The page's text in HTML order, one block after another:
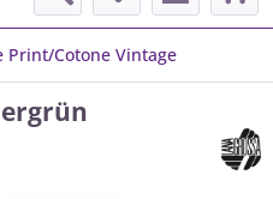
Print/Cotone Vintage